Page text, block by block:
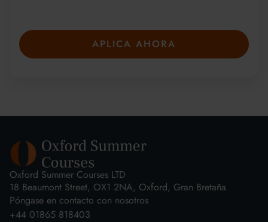
APLICA AHORA
Oxford Summer Courses LTD
18 Beaumont Street, OX1 2NA, Oxford, Gran Bretaña
Póngase en contacto con nosotros
+44 01865 818403